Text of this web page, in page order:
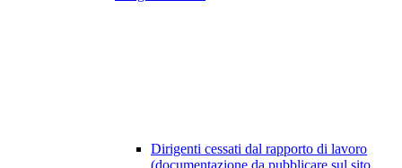
Dirigenti cessati dal rapporto di lavoro